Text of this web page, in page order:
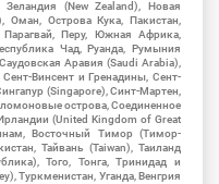
(New Zealand), Новая
Оман, Острова Кука, Пакистан,
Парагвай, Перу, Южная Африка,
Чад, Руанда, Румыния
Аравия (Saudi Arabia),
Винсент и Гренадины, Сент-
(Singapore), Синт-Мартен,
острова, Соединенное
(United Kingdom of Great
Восточный Тимор (Тимор-
Тайвань (Taiwan), Таиланд
Того, Тонга, Тринидад и
Туркменистан, Уганда, Венгрия